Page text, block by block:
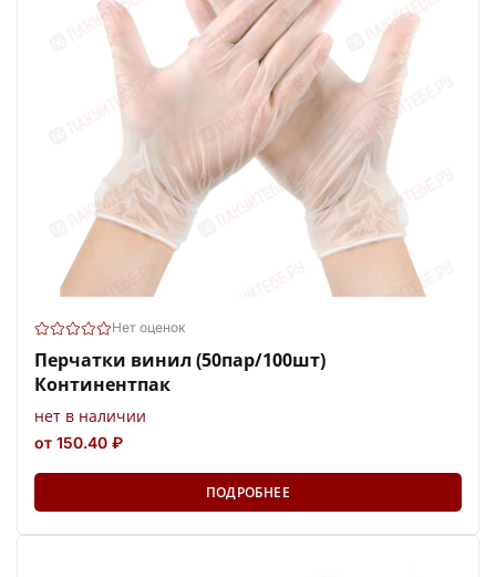
Нет оценок
Перчатки винил (50пар/100шт)
Континентпак
нет в наличии
от 150.40 ₽
ПОДРОБНЕЕ